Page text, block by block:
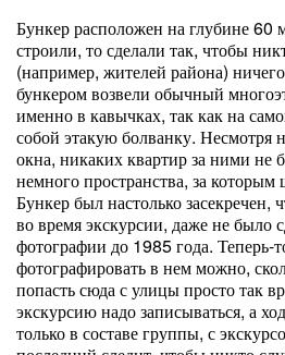
Бункер расположен на глубине 60
строили, то сделали так, чтобы
(например, жителей района)
бункером возвели обычный
именно в кавычках, так как на
собой этакую болванку. Несмотря
окна, никаких квартир за ними
немного пространства, за
Бункер был настолько засекречен,
во время экскурсии, даже не было
фотографии до 1985 года. Теперь-
фотографировать в нем можно,
попасть сюда с улицы просто так
экскурсию надо записываться, а
только в составе группы, с